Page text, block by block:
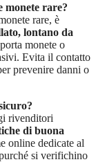
monete rare?
rare, è
lontano da
monete o
Evita il contatto
prevenire danni o
rivenditori
di buona
online dedicate al
si verifichino